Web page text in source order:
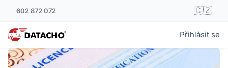
602 872 072 🇨🇿
Přihlásit se